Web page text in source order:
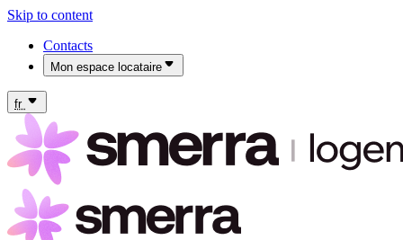
Skip to content
Contacts
Mon espace locataire
fr